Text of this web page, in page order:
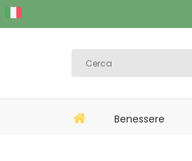
Benessere